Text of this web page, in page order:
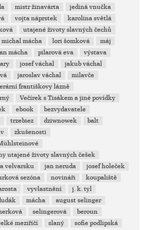
mistr žinavárta
jediná vnučka
vojta náprstek
karolina světlá
utajené životy slavných čechů
michal mácha lori šomková
máj
mácha pilarová eva
výstava
josef váchal
jakub váchal
jaroslav váchal
milavče
františkovy lázně
Večírek s Tisákem a jiné povídky
ebook
bezvydavatele
trzebiez dziwnowek
balt
zkušenosti
utajené životy slavných češek
velvarsku
jan neruda
josef holeček
sezóna novináři
koupaliště
vyvlastnění
j. k. tyl
mácha
august selinger
selingerová
beroun
meziříčí slaný
sofie podlipská